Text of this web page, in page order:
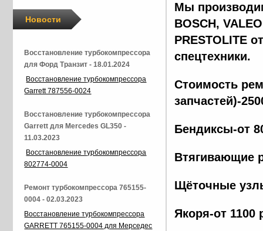
Мы
BOSCH,
PRESTOLITE
спецтехники.
Стоимость
запчастей)-
Бендиксы-от
Втягивающие
Щёточные
Якоря-от 1100
Новости
Восстановление турбокомпрессора
для Форд Транзит - 18.01.2024
Восстановление турбокомпрессора
Garrett 787556-0024
Восстановление турбокомпрессора
Garrett для Mercedes GL350 -
11.03.2023
Восстановление турбокомпрессора
802774-0004
Ремонт турбокомпрессора 765155-
0004 - 02.03.2023
Восстановление турбокомпрессора
GARRETT 765155-0004 для Мерседес